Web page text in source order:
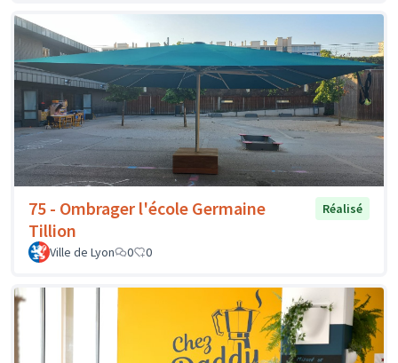
75 - Ombrager l'école Germaine
Tillion
Réalisé
Ville de Lyon 0 0